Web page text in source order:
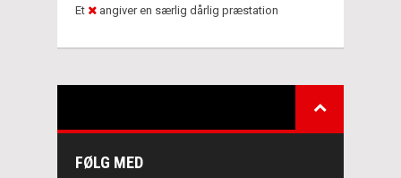
Et
angiver en særlig dårlig præstation
FØLG MED